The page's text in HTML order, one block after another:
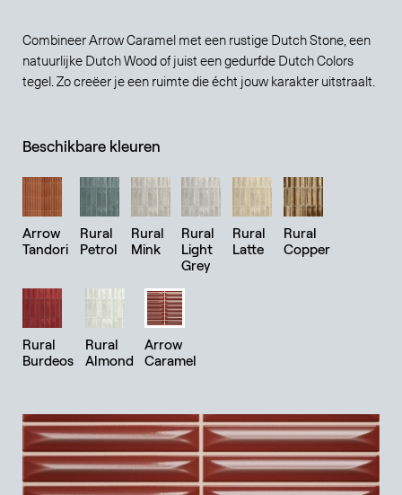
Combineer Arrow Caramel met een rustige Dutch Stone, een
natuurlijke Dutch Wood of juist een gedurfde Dutch Colors
tegel. Zo creëer je een ruimte die écht jouw karakter uitstraalt.
Beschikbare kleuren
Arrow
Tandori
Rural
Petrol
Rural
Mink
Rural
Light
Grey
Rural
Latte
Rural
Copper
Rural
Burdeos
Rural
Almond
Arrow
Caramel